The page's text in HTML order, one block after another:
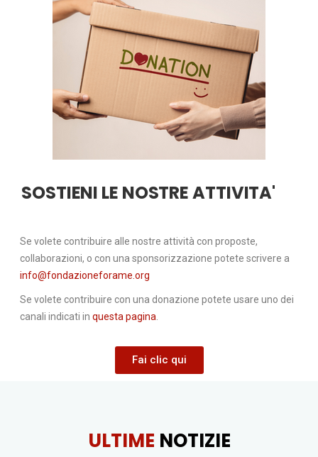
SOSTIENI LE NOSTRE ATTIVITA'
Se volete contribuire alle nostre attività con proposte,
collaborazioni, o con una sponsorizzazione potete scrivere a
info@fondazioneforame.org
Se volete contribuire con una donazione potete usare uno dei
canali indicati in questa pagina
Fai clic qui
ULTIME NOTIZIE